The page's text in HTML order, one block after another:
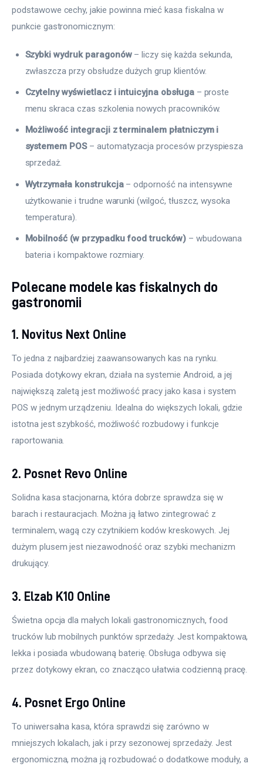
podstawowe cechy, jakie powinna mieć kasa fiskalna w
punkcie gastronomicznym:
Szybki wydruk paragonów– liczy się każda sekunda,
zwłaszcza przy obsłudze dużych grup klientów.
Czytelny wyświetlacz i intuicyjna obsługa– proste
menu skraca czas szkolenia nowych pracowników.
Możliwość integracji z terminalem płatniczym i
systemem POS– automatyzacja procesów przyspiesza
sprzedaż.
Wytrzymała konstrukcja– odporność na intensywne
użytkowanie i trudne warunki (wilgoć, tłuszcz, wysoka
temperatura).
Mobilność (w przypadku food trucków)– wbudowana
bateria i kompaktowe rozmiary.
Polecane modele kas fiskalnych do
gastronomii
1. Novitus Next Online
To jedna z najbardziej zaawansowanych kas na rynku.
Posiada dotykowy ekran, działa na systemie Android, a jej
największą zaletą jest możliwość pracy jako kasa i system
POS w jednym urządzeniu. Idealna do większych lokali, gdzie
istotna jest szybkość, możliwość rozbudowy i funkcje
raportowania.
2. Posnet Revo Online
Solidna kasa stacjonarna, która dobrze sprawdza się w
barach i restauracjach. Można ją łatwo zintegrować z
terminalem, wagą czy czytnikiem kodów kreskowych. Jej
dużym plusem jest niezawodność oraz szybki mechanizm
drukujący.
3. Elzab K10 Online
Świetna opcja dla małych lokali gastronomicznych, food
trucków lub mobilnych punktów sprzedaży. Jest kompaktowa,
lekka i posiada wbudowaną baterię. Obsługa odbywa się
przez dotykowy ekran, co znacząco ułatwia codzienną pracę.
4. Posnet Ergo Online
To uniwersalna kasa, która sprawdzi się zarówno w
mniejszych lokalach, jak i przy sezonowej sprzedaży. Jest
ergonomiczna, można ją rozbudować o dodatkowe moduły, a